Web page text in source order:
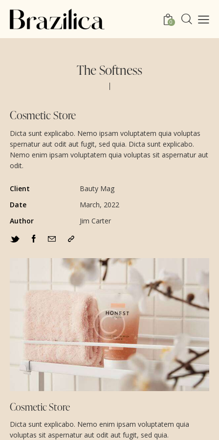
0
The Softness
Cosmetic Store
Dicta sunt explicabo. Nemo ipsam voluptatem quia voluptas
spernatur aut odit aut fugit, sed quia. Dicta sunt explicabo.
Nemo enim ipsam voluptatem quia voluptas sit aspernatur aut
odit.
Client
Bauty Mag
Date
March, 2022
Author
Jim Carter
Cosmetic Store
Dicta sunt explicabo. Nemo enim ipsam voluptatem quia
voluptas sit aspernatur aut odit aut fugit, sed quia.